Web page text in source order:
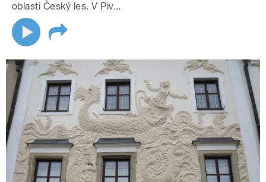
oblasti Český les. V Piv...